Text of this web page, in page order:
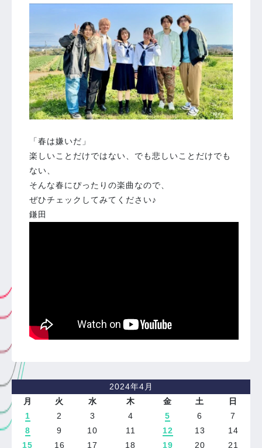
「春は嫌いだ」
楽しいことだけではない、でも悲しいことだけでも
ない、
そんな春にぴったりの楽曲なので、
ぜひチェックしてみてください♪
鎌田
2024年4月
月
火 水 木 金 土 日
1 2 3 4 5 6
7
8
9 10 11 12 13
14
15
16 17 18 19 20
21